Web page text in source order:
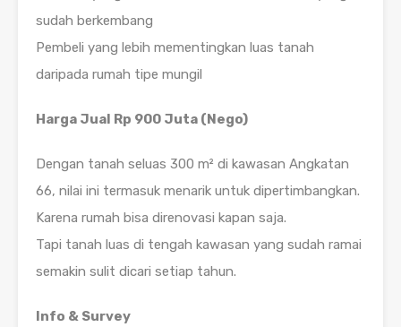
sudah berkembang
Pembeli yang lebih mementingkan luas tanah
daripada rumah tipe mungil
Harga Jual Rp 900 Juta (Nego)
Dengan tanah seluas 300 m² di kawasan Angkatan
66, nilai ini termasuk menarik untuk dipertimbangkan.
Karena rumah bisa direnovasi kapan saja.
Tapi tanah luas di tengah kawasan yang sudah ramai
semakin sulit dicari setiap tahun.
Info & Survey